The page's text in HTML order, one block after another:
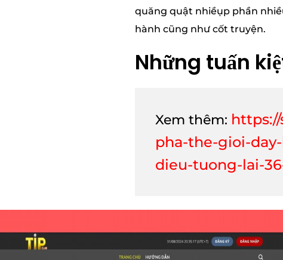
quăng quật nhiềụp phần
hành cũng như cốt truyện.
Những tuấn
Xem thêm:
pha-the-gioi-
dieu-tuong-lai-